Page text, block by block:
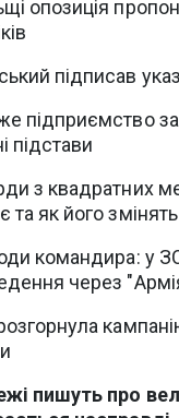
опозиція
підписав
підприємство
підстави
з квадратних
та як його змінять
командира: у
через
пишуть про